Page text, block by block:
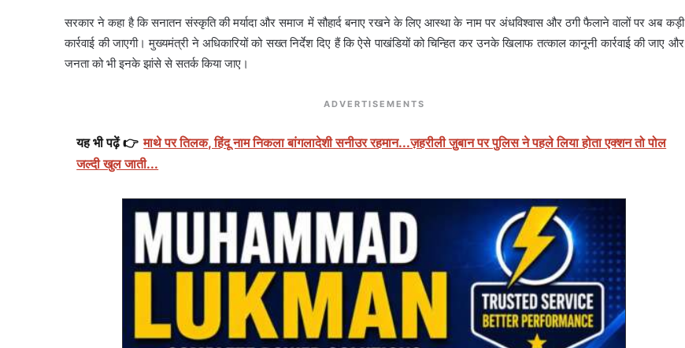
सरकार ने कहा है कि सनातन संस्कृति की मर्यादा और समाज में सौहार्द बनाए रखने के लिए आस्था के नाम पर अंधविश्वास और ठगी फैलाने वालों पर अब कड़ी
कार्रवाई की जाएगी। मुख्यमंत्री ने अधिकारियों को सख्त निर्देश दिए हैं कि ऐसे पाखंडियों को चिन्हित कर उनके खिलाफ तत्काल कानूनी कार्रवाई की जाए और
जनता को भी इनके झांसे से सतर्क किया जाए।
ADVERTISEMENTS
यह भी पढ़ें 👉 माथे पर तिलक, हिंदू नाम निकला बांगलादेशी सनीउर रहमान...ज़हरीली जु़बान पर पुलिस ने पहले लिया होता एक्शन तो पोल
जल्दी खुल जाती...